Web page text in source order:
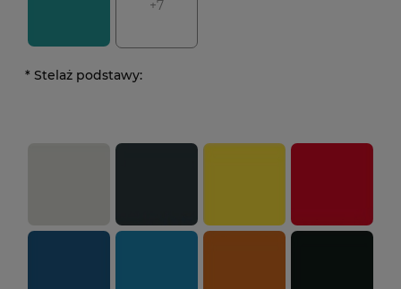
+7
* Stelaż podstawy: